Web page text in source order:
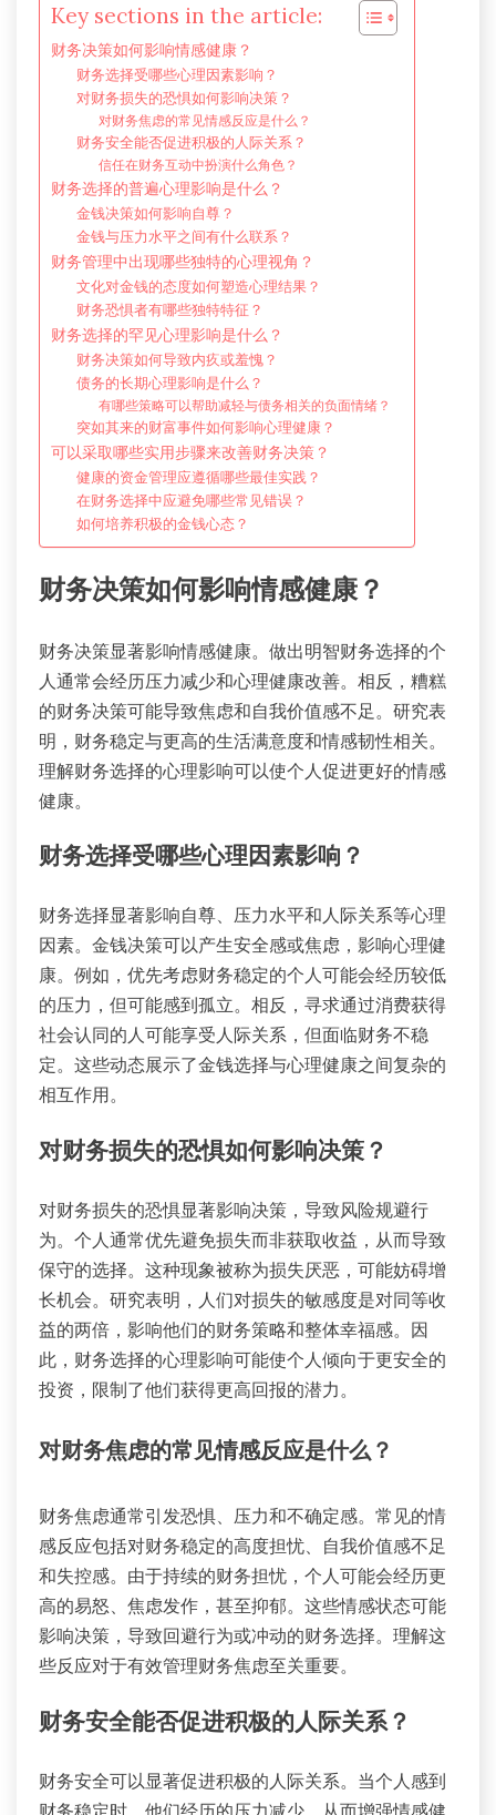
Key sections in the article:
财务决策如何影响情感健康？
财务选择受哪些心理因素影响？
对财务损失的恐惧如何影响决策？
对财务焦虑的常见情感反应是什么？
财务安全能否促进积极的人际关系？
信任在财务互动中扮演什么角色？
财务选择的普遍心理影响是什么？
金钱决策如何影响自尊？
金钱与压力水平之间有什么联系？
财务管理中出现哪些独特的心理视角？
文化对金钱的态度如何塑造心理结果？
财务恐惧者有哪些独特特征？
财务选择的罕见心理影响是什么？
财务决策如何导致内疚或羞愧？
债务的长期心理影响是什么？
有哪些策略可以帮助减轻与债务相关的负面情绪？
突如其来的财富事件如何影响心理健康？
可以采取哪些实用步骤来改善财务决策？
健康的资金管理应遵循哪些最佳实践？
在财务选择中应避免哪些常见错误？
如何培养积极的金钱心态？
财务决策如何影响情感健康？
财务决策显著影响情感健康。做出明智财务选择的个
人通常会经历压力减少和心理健康改善。相反，糟糕
的财务决策可能导致焦虑和自我价值感不足。研究表
明，财务稳定与更高的生活满意度和情感韧性相关。
理解财务选择的心理影响可以使个人促进更好的情感
健康。
财务选择受哪些心理因素影响？
财务选择显著影响自尊、压力水平和人际关系等心理
因素。金钱决策可以产生安全感或焦虑，影响心理健
康。例如，优先考虑财务稳定的个人可能会经历较低
的压力，但可能感到孤立。相反，寻求通过消费获得
社会认同的人可能享受人际关系，但面临财务不稳
定。这些动态展示了金钱选择与心理健康之间复杂的
相互作用。
对财务损失的恐惧如何影响决策？
对财务损失的恐惧显著影响决策，导致风险规避行
为。个人通常优先避免损失而非获取收益，从而导致
保守的选择。这种现象被称为损失厌恶，可能妨碍增
长机会。研究表明，人们对损失的敏感度是对同等收
益的两倍，影响他们的财务策略和整体幸福感。因
此，财务选择的心理影响可能使个人倾向于更安全的
投资，限制了他们获得更高回报的潜力。
对财务焦虑的常见情感反应是什么？
财务焦虑通常引发恐惧、压力和不确定感。常见的情
感反应包括对财务稳定的高度担忧、自我价值感不足
和失控感。由于持续的财务担忧，个人可能会经历更
高的易怒、焦虑发作，甚至抑郁。这些情感状态可能
影响决策，导致回避行为或冲动的财务选择。理解这
些反应对于有效管理财务焦虑至关重要。
财务安全能否促进积极的人际关系？
财务安全可以显著促进积极的人际关系。当个人感到
财务稳定时，他们经历的压力减少，从而增强情感健